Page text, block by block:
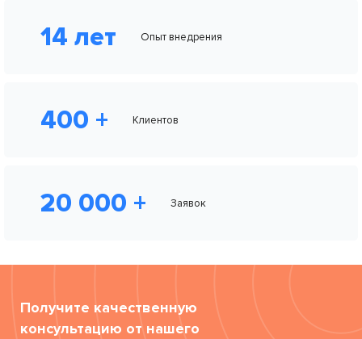
14 лет Опыт внедрения
400 + Клиентов
20 000 + Заявок
Получите качественную
консультацию от нашего